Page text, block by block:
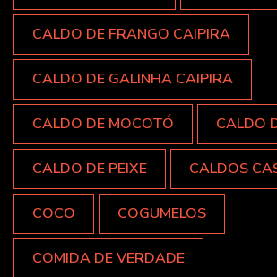
CALDO DE FRANGO CAIPIRA
CALDO DE GALINHA CAIPIRA
CALDO DE MOCOTÓ CALDO
CALDO DE PEIXE CALDOS
COCO COGUMELOS
COMIDA DE VERDADE